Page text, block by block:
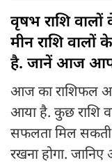
वृषभ राशि
मीन राशि
है. जानें आज
आज का राशिफल
आया है. कुछ राशि
सफलता मिल सकती
रखना होगा.